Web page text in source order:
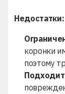
Недостатки:
коронки
поэтому